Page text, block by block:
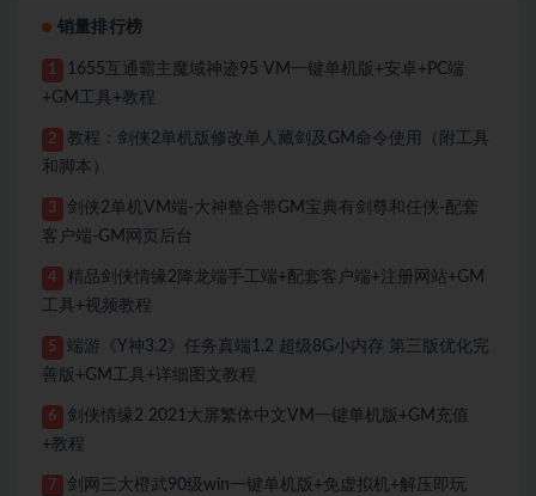
销量排行榜
1
1655互通霸主魔域神迹95 VM一键单机版+安卓+PC端
+GM工具+教程
2
教程：剑侠2单机版修改单人藏剑及GM命令使用（附工具
和脚本）
3
剑侠2单机VM端-大神整合带GM宝典有剑尊和任侠-配套
客户端-GM网页后台
4
精品剑侠情缘2降龙端手工端+配套客户端+注册网站+GM
工具+视频教程
5
端游《Y神3.2》任务真端1.2 超级8G小内存 第三版优化完
善版+GM工具+详细图文教程
6
剑侠情缘2 2021大屏繁体中文VM一键单机版+GM充值
+教程
7 剑网三大橙武90级win一键单机版+免虚拟机+解压即玩